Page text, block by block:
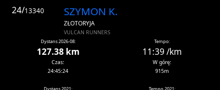
24/13340 SZYMON K.
ZŁOTORYJA
VULCAN RUNNERS
Dystans 2026-08:
127.38 km
Tempo:
11:39 /km
Czas:
24:45:24
W górę:
915m